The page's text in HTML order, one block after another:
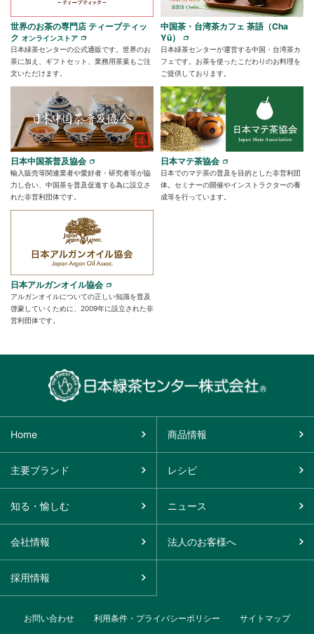
世界のお茶の専門店 ティーブティッ
ク オンラインストア
日本緑茶センターの公式通販です。世界のお
茶に加え、ギフトセット、業務用茶葉もご注
文いただけます。
中国茶・台湾茶カフェ 茶語（Cha
Yū）
日本緑茶センターが運営する中国・台湾茶カ
フェです。お茶を使ったこだわりのお料理を
ご提供しております。
日本中国茶普及協会
輸入販売等関連業者や愛好者・研究者等が協
力し合い、中国茶を普及促進する為に設立さ
れた非営利団体です。
日本マテ茶協会
日本でのマテ茶の普及を目的とした非営利団
体。セミナーの開催やインストラクターの養
成等を行っています。
日本アルガンオイル協会
アルガンオイルについての正しい知識を普及
啓蒙していくために、2009年に設立された非
営利団体です。
Home 商品情報
主要ブランド レシピ
知る・愉しむ ニュース
会社情報 法人のお客様へ
採用情報
お問い合わせ 利用条件・プライバシーポリシー サイトマップ